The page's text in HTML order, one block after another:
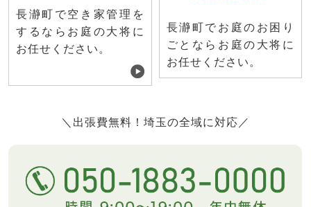
長瀞町で空き家管理を
するならお庭の大将に
お任せください。
長瀞町でお庭のお困り
ごとならお庭の大将に
お任せください。
＼出張費無料！埼玉の全域に対応／